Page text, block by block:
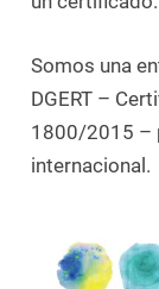
Somos una
DGERT –
1800/2015 –
internacional.